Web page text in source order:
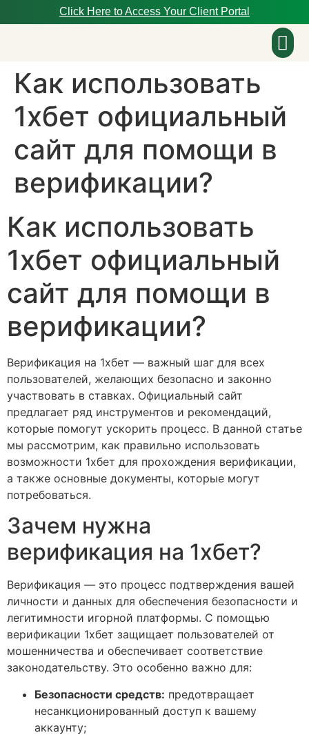
Click Here to Access Your Client Portal
Как использовать
1хбет официальный
сайт для помощи в
верификации?
Как использовать
1хбет официальный
сайт для помощи в
верификации?
Верификация на 1хбет — важный шаг для всех
пользователей, желающих безопасно и законно
участвовать в ставках. Официальный сайт
предлагает ряд инструментов и рекомендаций,
которые помогут ускорить процесс. В данной статье
мы рассмотрим, как правильно использовать
возможности 1хбет для прохождения верификации,
а также основные документы, которые могут
потребоваться.
Зачем нужна
верификация на 1хбет?
Верификация — это процесс подтверждения вашей
личности и данных для обеспечения безопасности и
легитимности игорной платформы. С помощью
верификации 1хбет защищает пользователей от
мошенничества и обеспечивает соответствие
законодательству. Это особенно важно для:
Безопасности средств: предотвращает
несанкционированный доступ к вашему
аккаунту;